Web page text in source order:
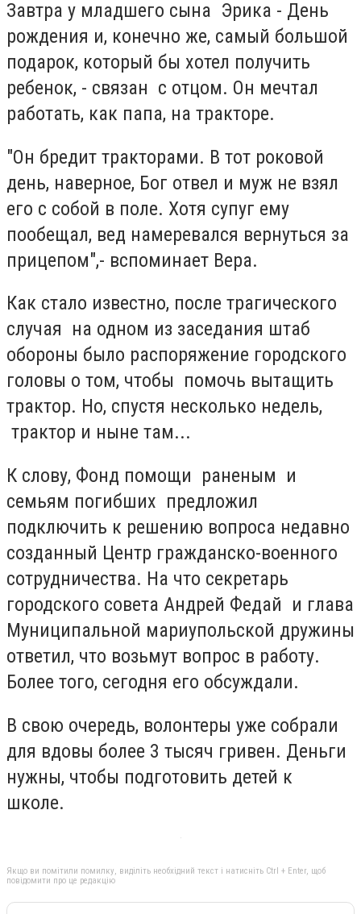
Завтра у младшего сына Эрика - День
рождения и, конечно же, самый большой
подарок, который бы хотел получить
ребенок, - связан с отцом. Он мечтал
работать, как папа, на тракторе.
"Он бредит тракторами. В тот роковой
день, наверное, Бог отвел и муж не взял
его с собой в поле. Хотя супуг ему
пообещал, вед намеревался вернуться за
прицепом",- вспоминает Вера.
Как стало известно, после трагического
случая на одном из заседания штаб
обороны было распоряжение городского
головы о том, чтобы помочь вытащить
трактор. Но, спустя несколько недель,
трактор и ныне там...
К слову, Фонд помощи раненым и
семьям погибших предложил
подключить к решению вопроса недавно
созданный Центр гражданско-военного
сотрудничества. На что секретарь
городского совета Андрей Федай и глава
Муниципальной мариупольской дружины
ответил, что возьмут вопрос в работу.
Более того, сегодня его обсуждали.
В свою очередь, волонтеры уже собрали
для вдовы более 3 тысяч гривен. Деньги
нужны, чтобы подготовить детей к
школе.
Якщо ви помітили помилку, виділіть необхідний текст і натисніть Ctrl + Enter, щоб
повідомити про це редакцію